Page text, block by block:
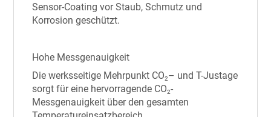
Sensor-Coating vor Staub, Schmutz und
Korrosion geschützt.
Hohe Messgenauigkeit
Die werksseitige Mehrpunkt CO2– und T-Justage
sorgt für eine hervorragende CO2-
Messgenauigkeit über den gesamten